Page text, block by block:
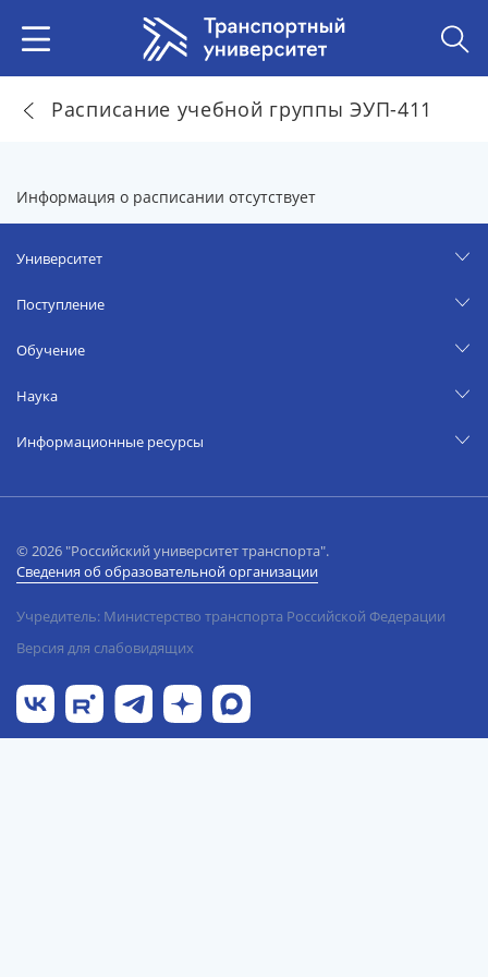
Расписание учебной группы ЭУП-411
Информация о расписании отсутствует
Университет
Поступление
Обучение
Наука
Информационные ресурсы
© 2026 "Российский университет транспорта".
Сведения об образовательной организации
Учредитель: Министерство транспорта Российской Федерации
Версия для слабовидящих